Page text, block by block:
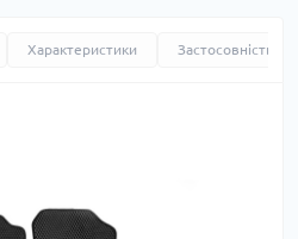
Характеристики Застосовність